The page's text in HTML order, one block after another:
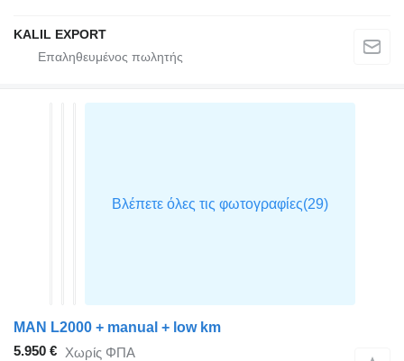
KALIL EXPORT
MAN L2000 + manual + low km
5.950 € Χωρίς ΦΠΑ